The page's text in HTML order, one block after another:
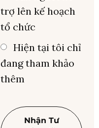
trợ lên kế hoạch
tổ chức
Hiện tại tôi chỉ
đang tham khảo
thêm
Nhận Tư